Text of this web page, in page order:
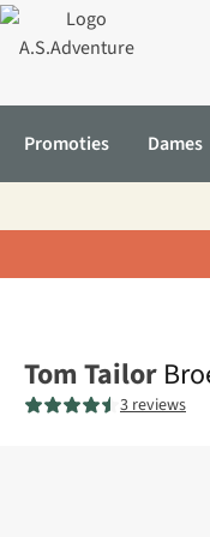
Promoties Dames
Tom Tailor
3 reviews